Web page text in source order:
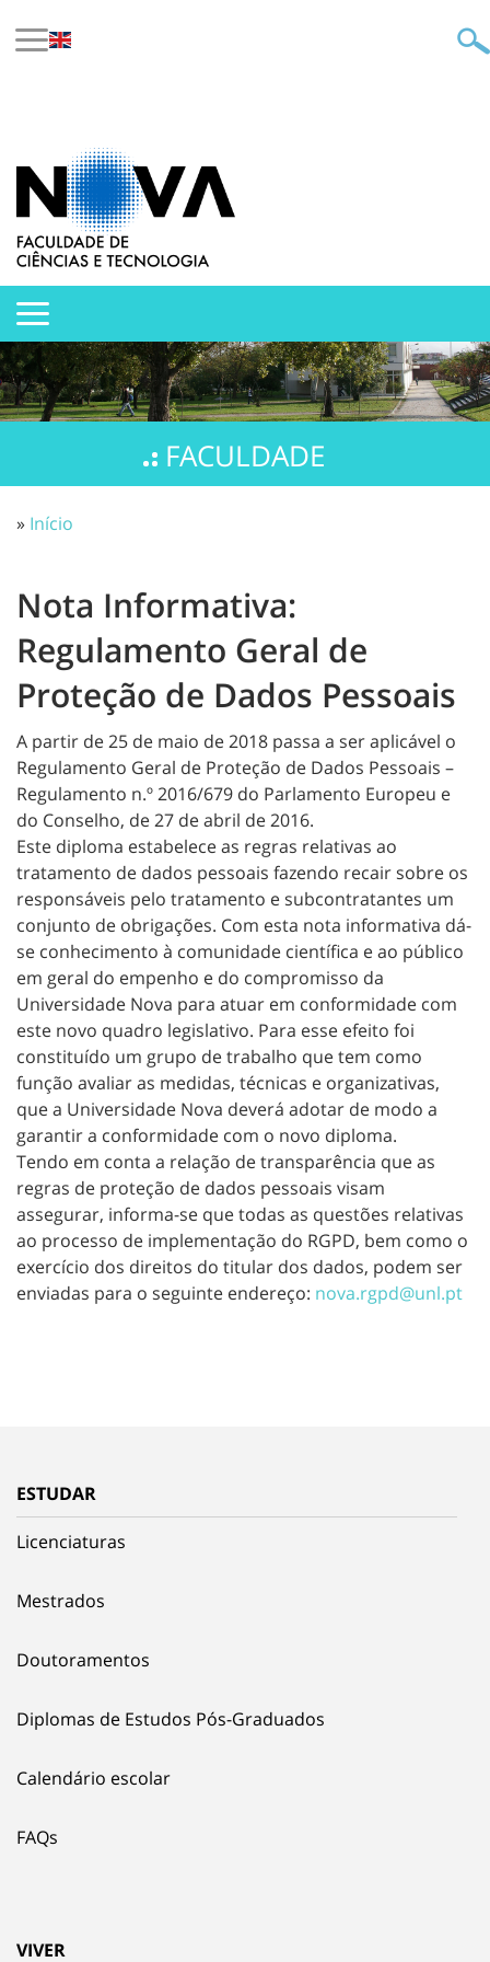
FACULDADE
» Início
Nota Informativa:
Regulamento Geral de
Proteção de Dados Pessoais
A partir de 25 de maio de 2018 passa a ser aplicável o
Regulamento Geral de Proteção de Dados Pessoais –
Regulamento n.º 2016/679 do Parlamento Europeu e
do Conselho, de 27 de abril de 2016.
Este diploma estabelece as regras relativas ao
tratamento de dados pessoais fazendo recair sobre os
responsáveis pelo tratamento e subcontratantes um
conjunto de obrigações. Com esta nota informativa dá-
se conhecimento à comunidade científica e ao público
em geral do empenho e do compromisso da
Universidade Nova para atuar em conformidade com
este novo quadro legislativo. Para esse efeito foi
constituído um grupo de trabalho que tem como
função avaliar as medidas, técnicas e organizativas,
que a Universidade Nova deverá adotar de modo a
garantir a conformidade com o novo diploma.
Tendo em conta a relação de transparência que as
regras de proteção de dados pessoais visam
assegurar, informa-se que todas as questões relativas
ao processo de implementação do RGPD, bem como o
exercício dos direitos do titular dos dados, podem ser
enviadas para o seguinte endereço: nova.rgpd@unl.pt
ESTUDAR
Licenciaturas
Mestrados
Doutoramentos
Diplomas de Estudos Pós-Graduados
Calendário escolar
FAQs
VIVER